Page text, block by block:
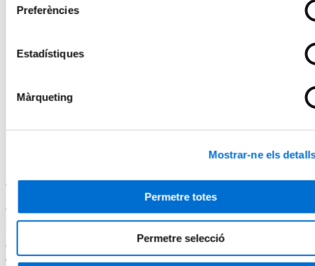
Preferències
Estadístiques
Màrqueting
Mostrar-ne els
Permetre totes
Permetre selecció
Coneixements especialitzats en conservació del patrimoni
normatius, agents de degradació i protocols de manipulació i
emmagatzematge. Complementa l’experiència prèvia i aporta
Un valor afegit per treballar en biblioteques, arxius i
la protecció del patrimoni documental i bibliogràfic.
Acreditació acadèmica
Certificat de Microcredencial Universitària per la Universitat de
Barcelona.
Curs propi dissenyat segons les directrius de l’Espai Europeu
d’Educació Superior i equivalent a 3 crèdits ECTS